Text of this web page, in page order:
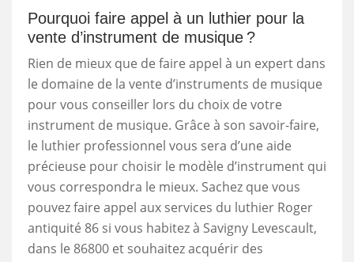
Pourquoi faire appel à un luthier pour la
vente d’instrument de musique ?
Rien de mieux que de faire appel à un expert dans
le domaine de la vente d’instruments de musique
pour vous conseiller lors du choix de votre
instrument de musique. Grâce à son savoir-faire,
le luthier professionnel vous sera d’une aide
précieuse pour choisir le modèle d’instrument qui
vous correspondra le mieux. Sachez que vous
pouvez faire appel aux services du luthier Roger
antiquité 86 si vous habitez à Savigny Levescault,
dans le 86800 et souhaitez acquérir des